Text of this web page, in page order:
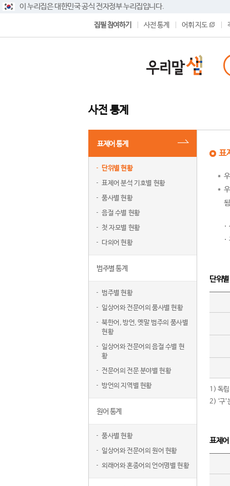
이 누리집은 대한민국 공식 전자정부 누리집입니다.
집필 참여하기 사전 통계 어휘 지도
사전 통계
표제어 통계
단위별 현황
표제어 분석 기호별 현황
품사별 현황
음절 수별 현황
첫 자모별 현황
다의어 현황
범주별 통계
범주별 현황
일상어와 전문어의 품사별 현황
북한어, 방언, 옛말 범주의 품사별
현황
일상어와 전문어의 음절 수별 현
황
전문어의 전문 분야별 현황
방언의 지역별 현황
원어 통계
품사별 현황
일상어와 전문어의 원어 현황
외래어와 혼종어의 언어명별 현황
표
단위
1) 독립
2) ‘구
표제